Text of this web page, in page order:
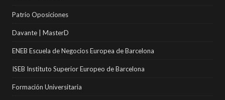
Patrio Oposiciones
Davante | MasterD
ENEB Escuela de Negocios Europea de Barcelona
ISEB Instituto Superior Europeo de Barcelona
Formación Universitaria